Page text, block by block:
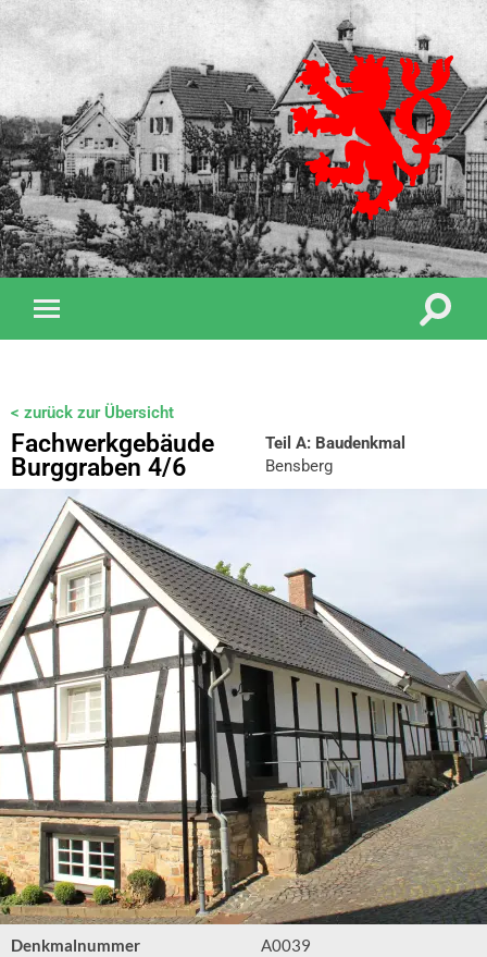
< zurück zur Übersicht
Fachwerkgebäude
Burggraben 4/6
Teil A: Baudenkmal
Bensberg
Denkmalnummer
A0039